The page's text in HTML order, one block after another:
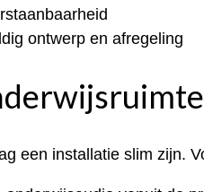
ontwerp en afregeling
een installatie slim zijn.